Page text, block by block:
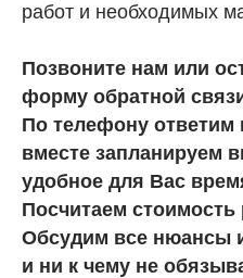
работ и необходимых
Позвоните нам или
форму обратной
По телефону
вместе запланируем
удобное для Вас
Посчитаем стоимость
Обсудим все нюансы
и ни к чему не